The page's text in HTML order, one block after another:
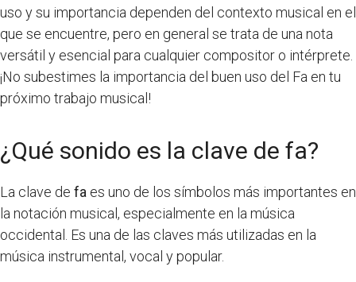
uso y su importancia dependen del contexto musical en el
que se encuentre, pero en general se trata de una nota
versátil y esencial para cualquier compositor o intérprete.
¡No subestimes la importancia del buen uso del Fa en tu
próximo trabajo musical!
¿Qué sonido es la clave de fa?
La clave de fa es uno de los símbolos más importantes en
la notación musical, especialmente en la música
occidental. Es una de las claves más utilizadas en la
música instrumental, vocal y popular.